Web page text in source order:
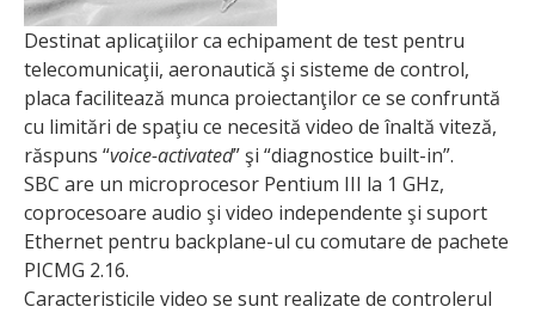
Destinat aplicaţiilor ca echipament de test pentru
telecomunicaţii, aeronautică şi sisteme de control,
placa facilitează munca proiectanţilor ce se confruntă
cu limitări de spaţiu ce necesită video de înaltă viteză,
răspuns “voice-activated” şi “diagnostice built-in”.
SBC are un microprocesor Pentium III la 1 GHz,
coprocesoare audio şi video independente şi suport
Ethernet pentru backplane-ul cu comutare de pachete
PICMG 2.16.
Caracteristicile video se sunt realizate de controlerul